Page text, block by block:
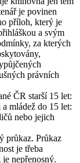
je povinen
příloh, který je
a svým
za kterých
právních
ČR starší 15 let:
mládež do 15 let:
nebo jejich
průkaz. Průkaz
je třeba
nepřenosný.